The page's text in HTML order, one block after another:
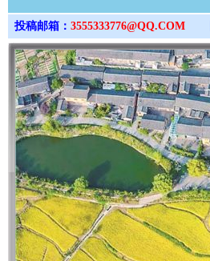
投稿邮箱： 3555333776@QQ.COM